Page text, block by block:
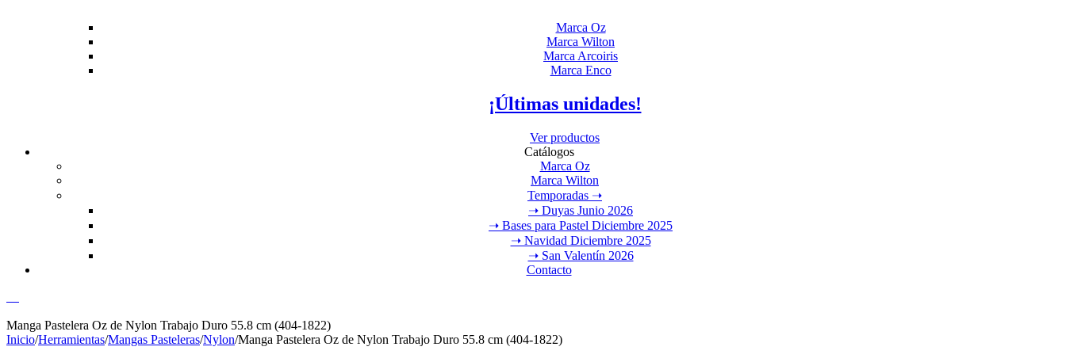
Marca Oz
Marca Wilton
Marca Arcoiris
Marca Enco
¡Últimas unidades!
Ver productos
Catálogos
Marca Oz
Marca Wilton
Temporadas ➝
➝ Duyas Junio 2026
➝ Bases para Pastel Diciembre 2025
➝ Navidad Diciembre 2025
➝ San Valentín 2026
Contacto
Manga Pastelera Oz de Nylon Trabajo Duro 55.8 cm (404-1822)
Inicio/Herramientas/Mangas Pasteleras/Nylon/Manga Pastelera Oz de Nylon Trabajo Duro 55.8 cm (404-1822)